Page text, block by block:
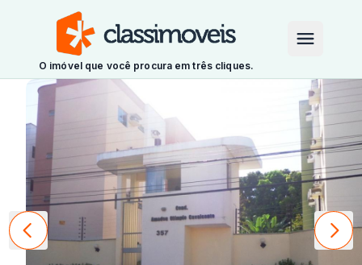
O imóvel que você procura em três cliques.